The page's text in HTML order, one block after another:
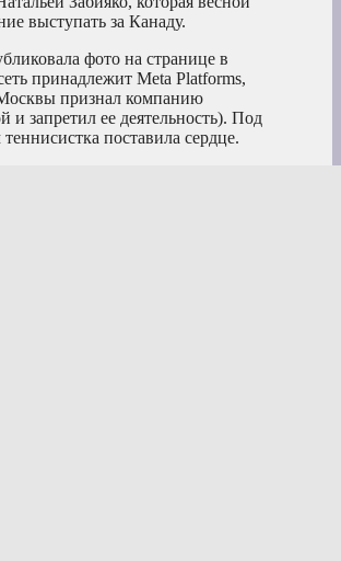
выступать за Канаду.
фото на странице в
принадлежит Meta Platforms,
признал компанию
и запретил ее деятельность). Под
поставила сердце.